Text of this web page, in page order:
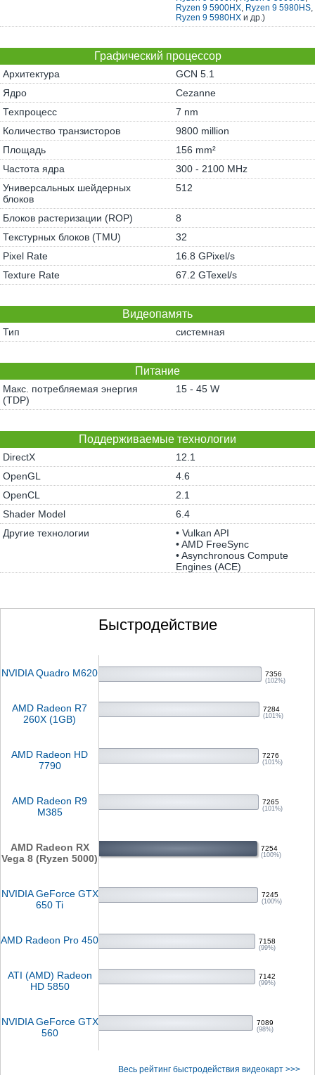
Ryzen 9 5900HX, Ryzen 9 5980HS,
Ryzen 9 5980HX и др.)
Графический процессор
Архитектура
GCN 5.1
Ядро
Cezanne
Техпроцесс
7 nm
Количество транзисторов
9800 million
Площадь
156 mm²
Частота ядра
300 - 2100 MHz
Универсальных шейдерных
блоков
512
Блоков растеризации (ROP)
8
Текстурных блоков (TMU)
32
Pixel Rate
16.8 GPixel/s
Texture Rate
67.2 GTexel/s
Видеопамять
Тип системная
Питание
Макс. потребляемая энергия
(TDP)
15 - 45 W
Поддерживаемые технологии
DirectX
12.1
OpenGL
4.6
OpenCL
2.1
Shader Model
6.4
Другие технологии
• Vulkan API
• AMD FreeSync
• Asynchronous Compute
Engines (ACE)
Быстродействие
NVIDIA Quadro M620 7356
(102%)
AMD Radeon R7
260X (1GB)
7284
(101%)
AMD Radeon HD
7790
7276
(101%)
AMD Radeon R9
M385
7265
(101%)
AMD Radeon RX
Vega 8 (Ryzen 5000)
7254
(100%)
NVIDIA GeForce GTX
650 Ti
7245
(100%)
AMD Radeon Pro 450 7158
(99%)
ATI (AMD) Radeon
HD 5850
7142
(99%)
NVIDIA GeForce GTX
560
7089
(98%)
Весь рейтинг быстродействия видеокарт >>>